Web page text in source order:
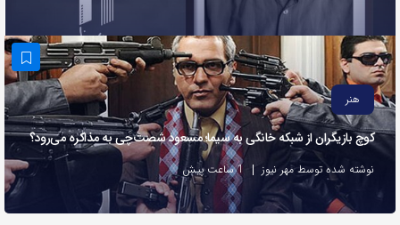
اشتراک
بگذارید.
کپی
لینک
هنر
کوچ بازیگران از شبکه خانگی به سیما؛ مسعود شصت‌چی به مذاکره می‌رود؟
نوشته شده توسط مهر نیوز 1 ساعت پیش